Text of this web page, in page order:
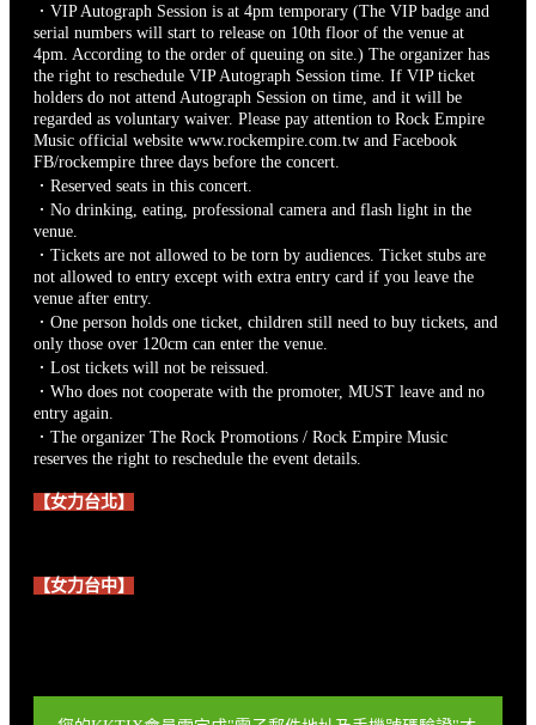
．VIP Autograph Session is at 4pm temporary (The VIP badge and
serial numbers will start to release on 10th floor of the venue at
4pm. According to the order of queuing on site.) The organizer has
the right to reschedule VIP Autograph Session time. If VIP ticket
holders do not attend Autograph Session on time, and it will be
regarded as voluntary waiver. Please pay attention to Rock Empire
Music official website www.rockempire.com.tw and Facebook
FB/rockempire three days before the concert.
．Reserved seats in this concert.
．No drinking, eating, professional camera and flash light in the
venue.
．Tickets are not allowed to be torn by audiences. Ticket stubs are
not allowed to entry except with extra entry card if you leave the
venue after entry.
．One person holds one ticket, children still need to buy tickets, and
only those over 120cm can enter the venue.
．Lost tickets will not be reissued.
．Who does not cooperate with the promoter, MUST leave and no
entry again.
．The organizer The Rock Promotions / Rock Empire Music
reserves the right to reschedule the event details.
【女力台北】
【女力台中】